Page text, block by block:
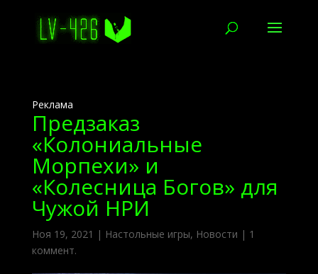
Реклама
Предзаказ
«Колониальные
Морпехи» и
«Колесница Богов» для
Чужой НРИ
Ноя 19, 2021 | Настольные игры, Новости | 1
коммент.